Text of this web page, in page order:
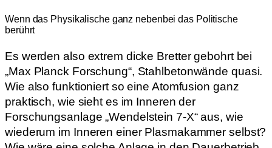
Wenn das Physikalische ganz nebenbei das Politische
berührt
Es werden also extrem dicke Bretter gebohrt bei
„Max Planck Forschung“, Stahlbetonwände quasi.
Wie also funktioniert so eine Atomfusion ganz
praktisch, wie sieht es im Inneren der
Forschungsanlage „Wendelstein 7-X“ aus, wie
wiederum im Inneren einer Plasmakammer selbst?